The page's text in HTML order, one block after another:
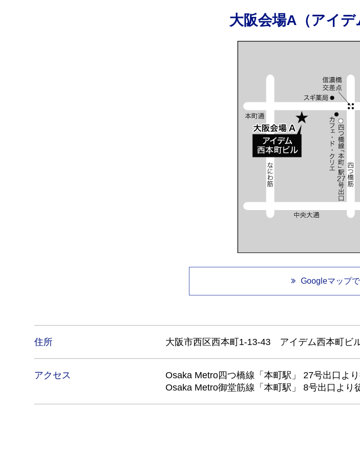
大阪会場A（アイデ
Googleマップ
住所 大阪市西区西本町1-13-43 アイデム西本町ビ
アクセス
Osaka Metro四つ橋線「本町駅」 27号出口よ
Osaka Metro御堂筋線「本町駅」 8号出口より